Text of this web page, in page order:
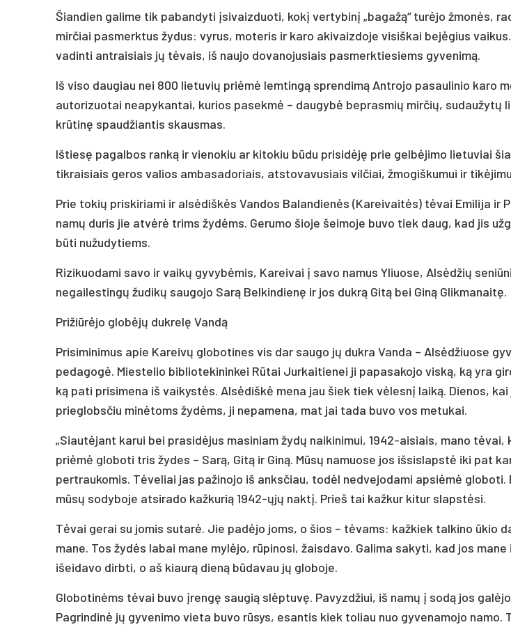
Šiandien galime tik pabandyti įsivaizduoti, kokį vertybinį „bagažą“ turėjo žmonės,
mirčiai pasmerktus žydus: vyrus, moteris ir karo akivaizdoje visiškai bejėgius
vadinti antraisiais jų tėvais, iš naujo dovanojusiais pasmerktiesiems gyvenimą.
Iš viso daugiau nei 800 lietuvių priėmė lemtingą sprendimą Antrojo pasaulinio karo
autorizuotai neapykantai, kurios pasekmė – daugybė beprasmių mirčių, sudaužytų
krūtinę spaudžiantis skausmas.
Ištiesę pagalbos ranką ir vienokiu ar kitokiu būdu prisidėję prie gelbėjimo lietuviai
tikraisiais geros valios ambasadoriais, atstovavusiais vilčiai, žmogiškumui ir
Prie tokių priskiriami ir alsėdiškės Vandos Balandienės (Kareivaitės) tėvai Emilija ir
namų duris jie atvėrė trims žydėms. Gerumo šioje šeimoje buvo tiek daug, kad jis
būti nužudytiems.
Rizikuodami savo ir vaikų gyvybėmis, Kareivai į savo namus Yliuose, Alsėdžių
negailestingų žudikų saugojo Sarą Belkindienę ir jos dukrą Gitą bei Giną Glikmanaitę.
Prižiūrėjo globėjų dukrelę Vandą
Prisiminimus apie Kareivų globotines vis dar saugo jų dukra Vanda – Alsėdžiuose
pedagogė. Miestelio bibliotekininkei Rūtai Jurkaitienei ji papasakojo viską, ką yra
ką pati prisimena iš vaikystės. Alsėdiškė mena jau šiek tiek vėlesnį laiką. Dienos,
prieglobsčiu minėtoms žydėms, ji nepamena, mat jai tada buvo vos metukai.
„Siautėjant karui bei prasidėjus masiniam žydų naikinimui, 1942-aisiais, mano tėvai,
priėmė globoti tris žydes – Sarą, Gitą ir Giną. Mūsų namuose jos išsislapstė iki pat
pertraukomis. Tėveliai jas pažinojo iš anksčiau, todėl nedvejodami apsiėmė globoti.
mūsų sodyboje atsirado kažkurią 1942-ųjų naktį. Prieš tai kažkur kitur slapstėsi.
Tėvai gerai su jomis sutarė. Jie padėjo joms, o šios – tėvams: kažkiek talkino ūkio
mane. Tos žydės labai mane mylėjo, rūpinosi, žaisdavo. Galima sakyti, kad jos
išeidavo dirbti, o aš kiaurą dieną būdavau jų globoje.
Globotinėms tėvai buvo įrengę saugią slėptuvę. Pavyzdžiui, iš namų į sodą jos
Pagrindinė jų gyvenimo vieta buvo rūsys, esantis kiek toliau nuo gyvenamojo namo.